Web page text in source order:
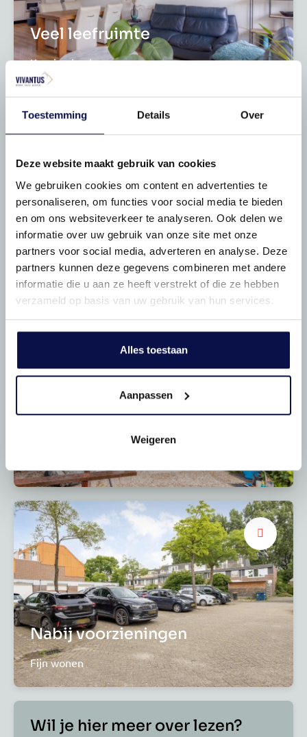
Toestemming Details Over
Deze website maakt gebruik van cookies
We gebruiken cookies om content en advertenties te
personaliseren, om functies voor social media te bieden
en om ons websiteverkeer te analyseren. Ook delen we
informatie over uw gebruik van onze site met onze
partners voor social media, adverteren en analyse. Deze
partners kunnen deze gegevens combineren met andere
informatie die u aan ze heeft verstrekt of die ze hebben
verzameld op basis van uw gebruik van hun services.
Alles toestaan
Aanpassen
Weigeren
Veel leefruimte
Keurige keuken
2 slaapkamers
Prima badkamer
Nabij voorzieningen
Fijn wonen
Wil je hier meer over lezen?